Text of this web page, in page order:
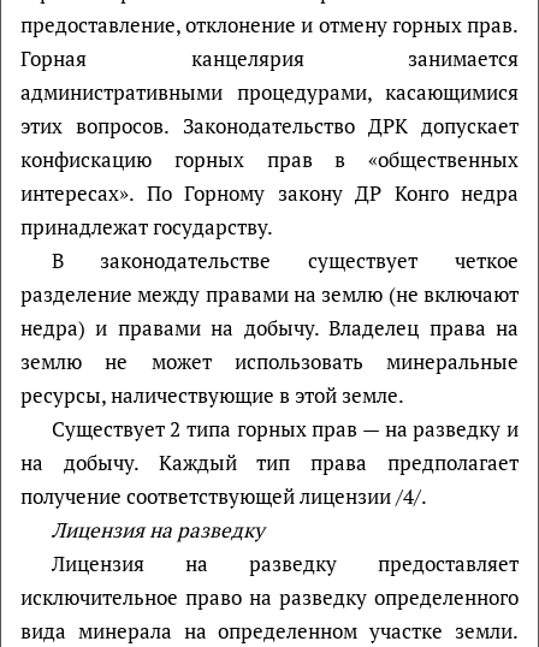
предоставление, отклонение и отмену горных прав.
Горная канцелярия занимается
административными процедурами, касающимися
этих вопросов. Законодательство ДРК допускает
конфискацию горных прав в «общественных
интересах». По Горному закону ДР Конго недра
принадлежат государству.
В законодательстве существует четкое
разделение между правами на землю (не включают
недра) и правами на добычу. Владелец права на
землю не может использовать минеральные
ресурсы, наличествующие в этой земле.
Существует 2 типа горных прав — на разведку и
на добычу. Каждый тип права предполагает
получение соответствующей лицензии /4/.
Лицензия на разведку
Лицензия на разведку предоставляет
исключительное право на разведку определенного
вида минерала на определенном участке земли.